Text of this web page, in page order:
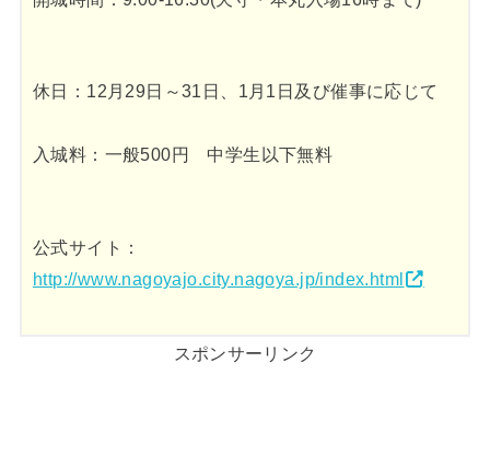
休日：12月29日～31日、1月1日及び催事に応じて
入城料：一般500円 中学生以下無料
公式サイト：
http://www.nagoyajo.city.nagoya.jp/index.html
スポンサーリンク